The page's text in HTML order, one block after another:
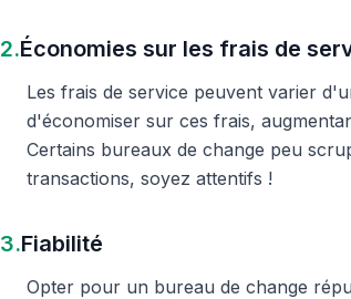
2.Économies sur les frais de
Les frais de service peuvent varier
d'économiser sur ces frais,
Certains bureaux de change peu
transactions, soyez attentifs !
3.Fiabilité
Opter pour un bureau de change